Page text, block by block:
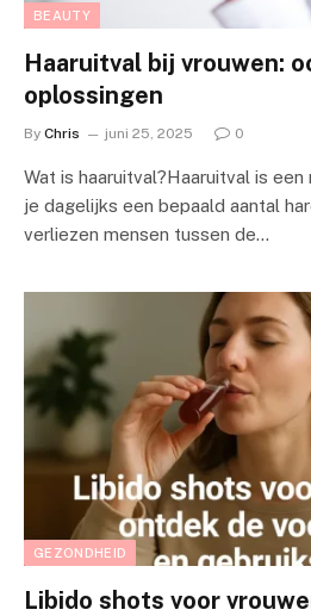
BEAUTY
Haaruitval bij vrouwen:
oplossingen
By Chris juni 25, 2025 0
Wat is haaruitval?Haaruitval is
je dagelijks een bepaald aantal
verliezen mensen tussen de…
GEZONDHEID
Libido shots voor